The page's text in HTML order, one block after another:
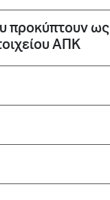
προκύπτουν ως
ΑΠΚ